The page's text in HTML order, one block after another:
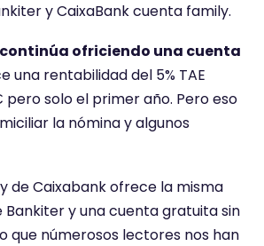
y CaixaBank cuenta family.
ofriciendo una cuenta
una rentabilidad del 5% TAE
solo el primer año. Pero eso
la nómina y algunos
de Caixabank ofrece la misma
Bankiter y una cuenta gratuita sin
que númerosos lectores nos han